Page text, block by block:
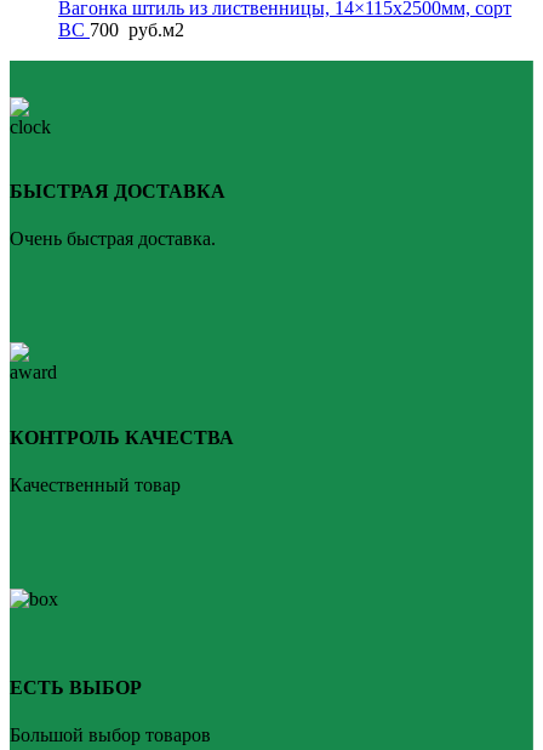
Вагонка штиль из лиственницы, 14×115x2500мм, сорт
BС 700 руб.м2
БЫСТРАЯ ДОСТАВКА
Очень быстрая доставка.
КОНТРОЛЬ КАЧЕСТВА
Качественный товар
ЕСТЬ ВЫБОР
Большой выбор товаров